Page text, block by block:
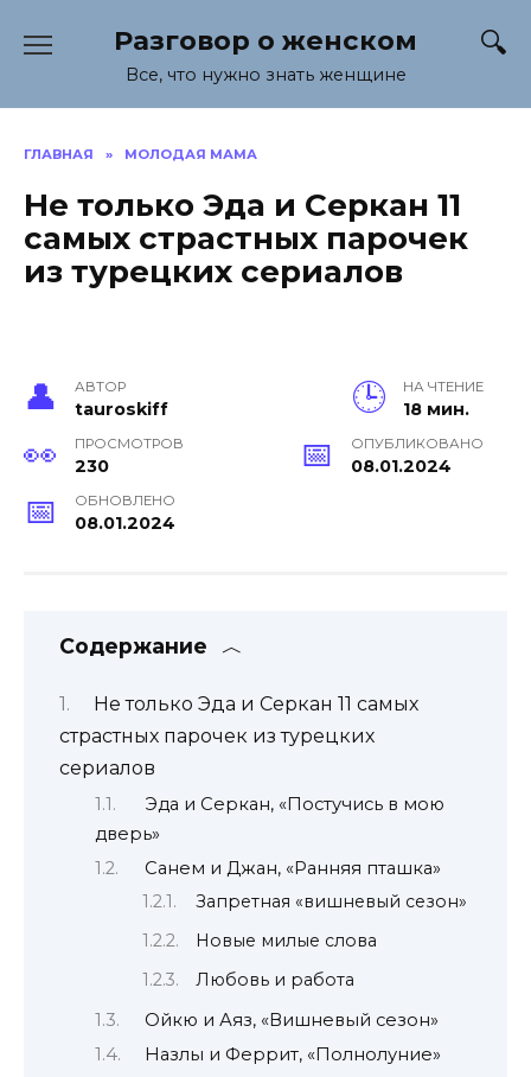
содержанию
Разговор о женском
Все, что нужно знать женщине
ГЛАВНАЯ » МОЛОДАЯ МАМА
Не только Эда и Серкан 11
самых страстных парочек
из турецких сериалов
АВТОР
tauroskiff
НА ЧТЕНИЕ
18 мин.
ПРОСМОТРОВ
230
ОПУБЛИКОВАНО
08.01.2024
ОБНОВЛЕНО
08.01.2024
Содержание
Не только Эда и Серкан 11 самых
страстных парочек из турецких
сериалов
Эда и Серкан, «Постучись в мою
дверь»
Санем и Джан, «Ранняя пташка»
Запретная «вишневый сезон»
Новые милые слова
Любовь и работа
Ойкю и Аяз, «Вишневый сезон»
Назлы и Феррит, «Полнолуние»